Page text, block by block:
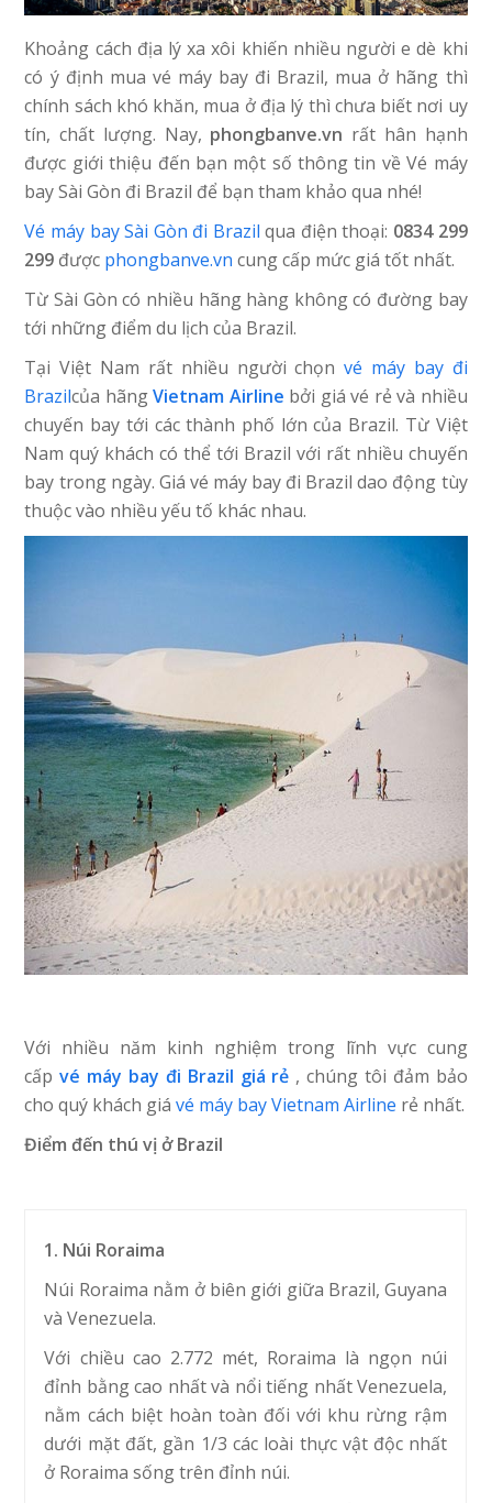
Khoảng cách địa lý xa xôi khiến nhiều người e dè khi
có ý định mua vé máy bay đi Brazil, mua ở hãng thì
chính sách khó khăn, mua ở địa lý thì chưa biết nơi uy
tín, chất lượng. Nay, phongbanve.vn rất hân hạnh
được giới thiệu đến bạn một số thông tin về Vé máy
bay Sài Gòn đi Brazil để bạn tham khảo qua nhé!
Vé máy bay Sài Gòn đi Brazil qua điện thoại: 0834 299
299 được phongbanve.vn cung cấp mức giá tốt nhất.
Từ Sài Gòn có nhiều hãng hàng không có đường bay
tới những điểm du lịch của Brazil.
Tại Việt Nam rất nhiều người chọnvé máy bay đi
Brazilcủa hãngVietnam Airline bởi giá vé rẻ và nhiều
chuyến bay tới các thành phố lớn của Brazil. Từ Việt
Nam quý khách có thể tới Brazil với rất nhiều chuyến
bay trong ngày. Giá vé máy bay đi Brazil dao động tùy
thuộc vào nhiều yếu tố khác nhau.
Với nhiều năm kinh nghiệm trong lĩnh vực cung
cấpvé máy bay đi Brazil giá rẻ , chúng tôi đảm bảo
cho quý khách giávé máy bay Vietnam Airline rẻ nhất.
Điểm đến thú vị ở Brazil
1. Núi Roraima
Núi Roraima nằm ở biên giới giữa Brazil, Guyana
và Venezuela.
Với chiều cao 2.772 mét, Roraima là ngọn núi
đỉnh bằng cao nhất và nổi tiếng nhất Venezuela,
nằm cách biệt hoàn toàn đối với khu rừng rậm
dưới mặt đất, gần 1/3 các loài thực vật độc nhất
ở Roraima sống trên đỉnh núi.